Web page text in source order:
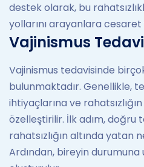
destek olarak, bu
yollarını arayanlara
Vajinismus
Vajinismus tedavisinde
bulunmaktadır. Genellikle,
ihtiyaçlarına ve
özelleştirilir. İlk adım, doğru
rahatsızlığın altında yatan
Ardından, bireyin